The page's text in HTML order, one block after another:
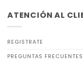
ATENCIÓN AL
REGISTRATE
PREGUNTAS FRECUENTES